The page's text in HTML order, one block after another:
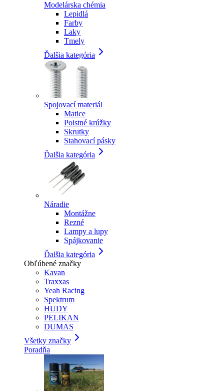
Modelárska chémia
Lepidlá
Farby
Laky
Tmely
Ďalšia kategória
Spojovací materiál
Matice
Poistné krúžky
Skrutky
Stahovací pásky
Ďalšia kategória
Náradie
Montážne
Rezné
Lampy a lupy
Spájkovanie
Ďalšia kategória
Obľúbené značky
Kavan
Traxxas
Yeah Racing
Spektrum
HUDY
PELIKAN
DUMAS
Všetky značky
Poradňa